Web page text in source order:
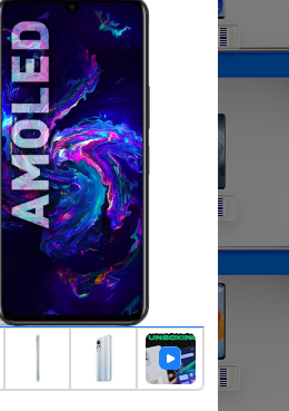
216 000 216 000
216 000F 564 000F
162 000 210 000 210 000